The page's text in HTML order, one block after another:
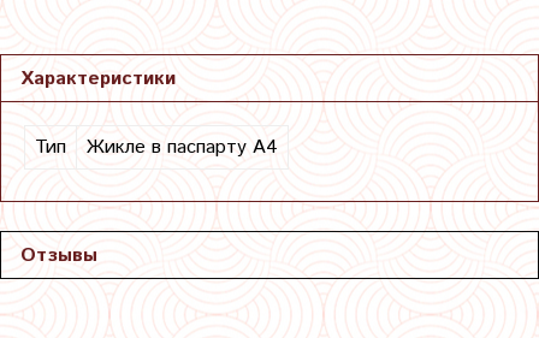
Характеристики
Тип Жикле в паспарту А4
Отзывы